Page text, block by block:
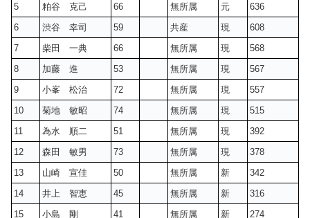
5
粕谷 克己 66 無所属 元
636
6
渋谷 幸司 59 共産 現
608
7
柴田 一典 66 無所属 現
568
8
加藤 進 53 無所属 現
567
9
小峯 松治 72 無所属 現
557
10
菊地 敏昭 74 無所属 現
515
11
為水 順二 51 無所属 現
392
12
森田 敏男 73 無所属 現
378
13
山崎 宣佳 50 無所属 新
342
14
井上 智恵 45 無所属 新
316
15
小島 剛 41 無所属 新 274